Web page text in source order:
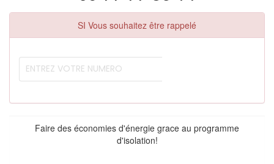
SI Vous souhaitez être rappelé
Faire des économies d'énergie grace au programme
d'isolation!